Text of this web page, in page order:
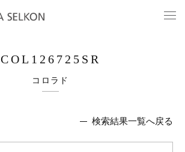
COL126725SR
コロラド
検索結果一覧へ戻る